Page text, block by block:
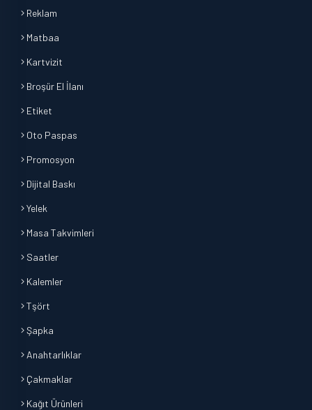
Reklam
Matbaa
Kartvizit
Broşür El İlanı
Etiket
Oto Paspas
Promosyon
Dijital Baskı
Yelek
Masa Takvimleri
Saatler
Kalemler
Tşört
Şapka
Anahtarlıklar
Çakmaklar
Kağıt Ürünleri